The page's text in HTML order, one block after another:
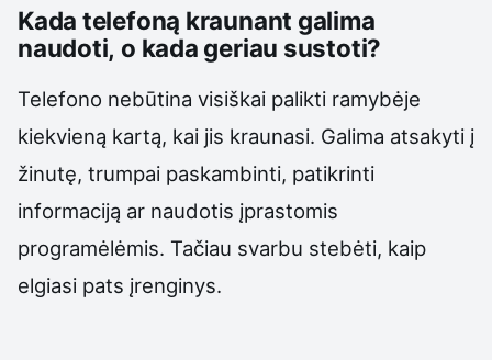
Kada telefoną kraunant galima
naudoti, o kada geriau sustoti?
Telefono nebūtina visiškai palikti ramybėje
kiekvieną kartą, kai jis kraunasi. Galima atsakyti į
žinutę, trumpai paskambinti, patikrinti
informaciją ar naudotis įprastomis
programėlėmis. Tačiau svarbu stebėti, kaip
elgiasi pats įrenginys.